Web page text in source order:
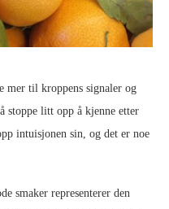
mer til kroppens signaler og
stoppe litt opp å kjenne etter
intuisjonen sin, og det er noe
smaker representerer den